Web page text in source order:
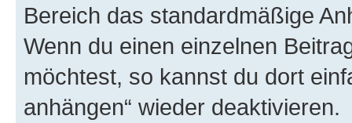
Bereich das standardmäßige
Wenn du einen einzelnen
möchtest, so kannst du dort
anhängen“ wieder deaktivieren.